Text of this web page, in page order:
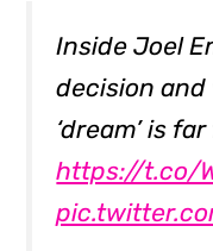
Inside Joel
decision and
‘dream’ is
https://t.co/